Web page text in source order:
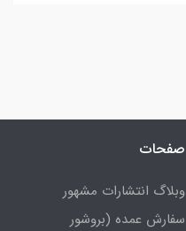
صفحات
وبلاگ انتشارات مشهور
سفارش عمده (بروشور